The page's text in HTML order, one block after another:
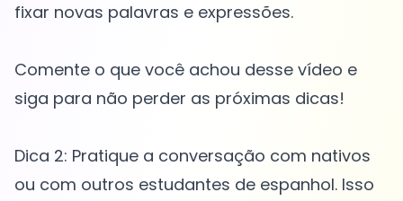
fixar novas palavras e expressões.
Comente o que você achou desse vídeo e
siga para não perder as próximas dicas!
Dica 2: Pratique a conversação com nativos
ou com outros estudantes de espanhol. Isso